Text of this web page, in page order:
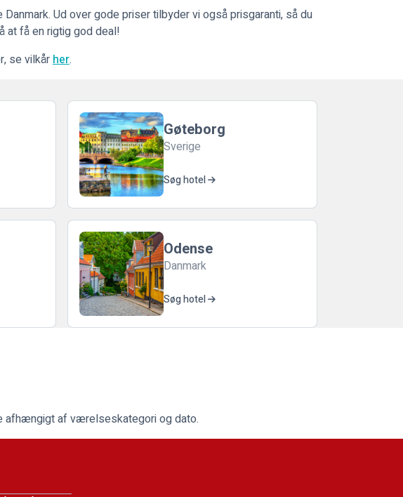
Ud over gode priser tilbyder vi også prisgaranti, så du
at få en rigtig god deal!
se vilkårher.
Gøteborg
Sverige
Søg hotel
Odense
Danmark
Søg hotel
afhængigt af værelseskategori og dato.